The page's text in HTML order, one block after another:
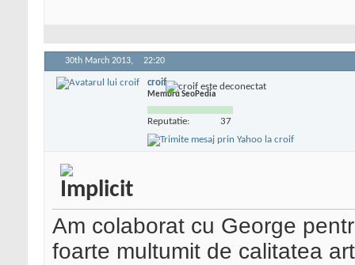
30th March 2013, 22:20
croif
Membru SeoPedia
Reputatie: 37
Am colaborat cu George
foarte multumit de calitatea